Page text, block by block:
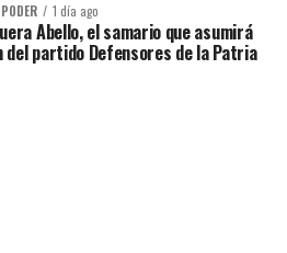
1 día ago
Abello, el samario que asumirá
del partido Defensores de la Patria